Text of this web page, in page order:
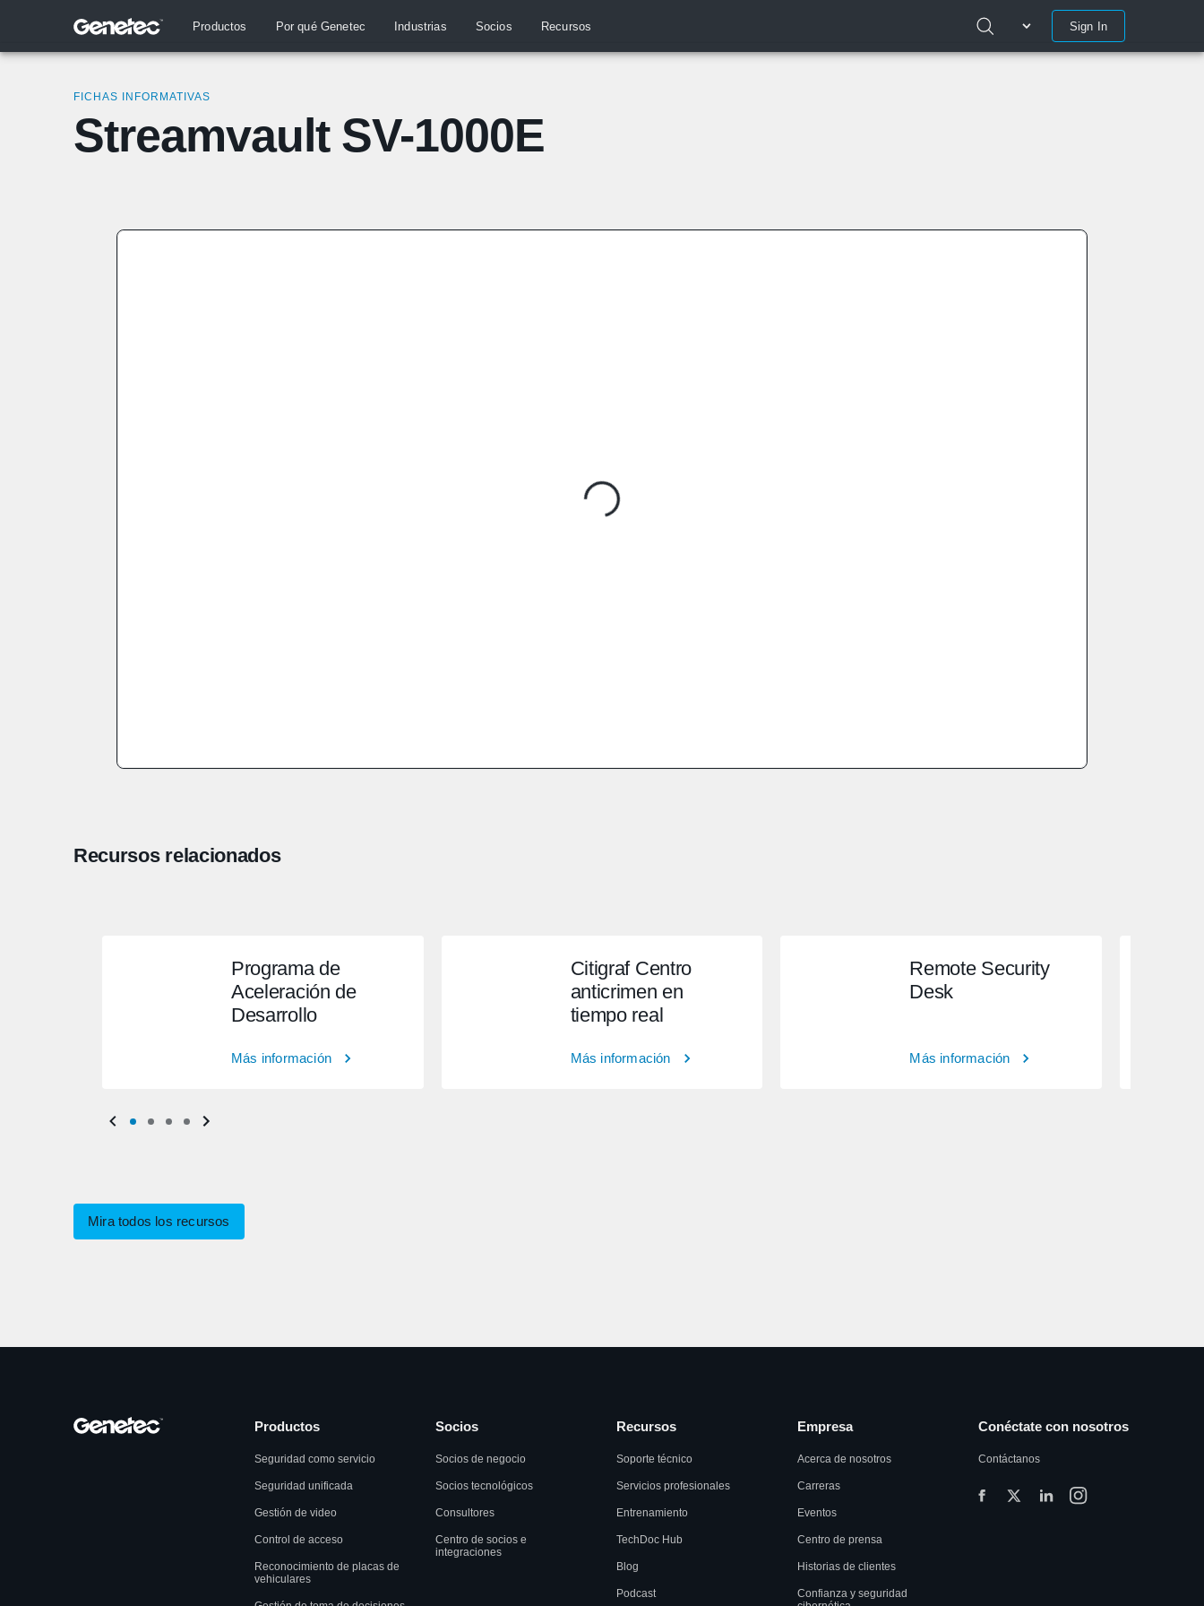
Productos Por qué Genetec Industrias Socios Recursos Sign In
FICHAS INFORMATIVAS
Streamvault SV-1000E
Recursos relacionados
Programa de
Aceleración de
Desarrollo
Más información
Citigraf Centro
anticrimen en
tiempo real
Más información
Remote Security
Desk
Más información
Mira todos los recursos
Productos
Seguridad como servicio
Seguridad unificada
Gestión de video
Control de acceso
Reconocimiento de placas de
vehiculares
Socios
Socios de negocio
Socios tecnológicos
Consultores
Centro de socios e
integraciones
Recursos
Soporte técnico
Servicios profesionales
Entrenamiento
TechDoc Hub
Blog
Podcast
Empresa
Acerca de nosotros
Carreras
Eventos
Centro de prensa
Historias de clientes
Confianza y seguridad
Conéctate con nosotros
Contáctanos